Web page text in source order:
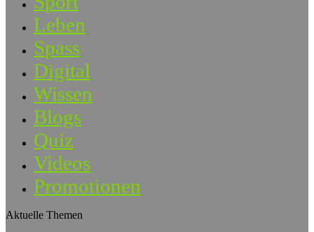
Leben
Spass
Digital
Wissen
Blogs
Quiz
Videos
Promotionen
Aktuelle Themen